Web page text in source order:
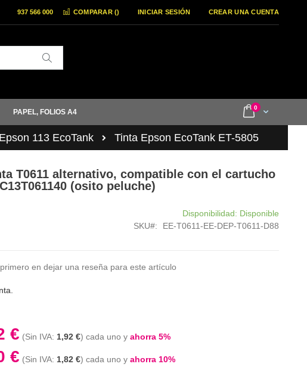
COMPARAR () INICIAR SESIÓN CREAR UNA CUENTA
937 566 000
Cart
0items
PAPEL, FOLIOS A4
Epson 113 EcoTank Tinta Epson EcoTank ET-5805
T0611 alternativo, compatible con el cartucho
(osito peluche)
Disponibilidad: Disponible
SKU
EE-T0611-EE-DEP-T0611-D88
en dejar una reseña para este artículo
€ 1,92 € cada uno y ahorra 5%
€ 1,82 € cada uno y ahorra 10%